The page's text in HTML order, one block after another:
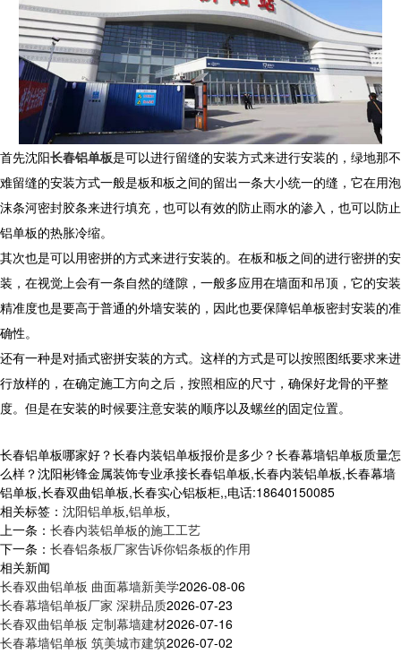
首先沈阳长春铝单板是可以进行留缝的安装方式来进行安装的，绿地那不
难留缝的安装方式一般是板和板之间的留出一条大小统一的缝，它在用泡
沫条河密封胶条来进行填充，也可以有效的防止雨水的渗入，也可以防止
铝单板的热胀冷缩。
其次也是可以用密拼的方式来进行安装的。在板和板之间的进行密拼的安
装，在视觉上会有一条自然的缝隙，一般多应用在墙面和吊顶，它的安装
精准度也是要高于普通的外墙安装的，因此也要保障铝单板密封安装的准
确性。
还有一种是对插式密拼安装的方式。这样的方式是可以按照图纸要求来进
行放样的，在确定施工方向之后，按照相应的尺寸，确保好龙骨的平整
度。但是在安装的时候要注意安装的顺序以及螺丝的固定位置。
长春铝单板哪家好？长春内装铝单板报价是多少？长春幕墙铝单板质量怎
么样？沈阳彬锋金属装饰专业承接长春铝单板,长春内装铝单板,长春幕墙
铝单板,长春双曲铝单板,长春实心铝板柜,,电话:18640150085
相关标签： 沈阳铝单板,铝单板,
上一条： 长春内装铝单板的施工工艺
下一条： 长春铝条板厂家告诉你铝条板的作用
相关新闻
长春双曲铝单板 曲面幕墙新美学2026-08-06
长春幕墙铝单板厂家 深耕品质2026-07-23
长春双曲铝单板 定制幕墙建材2026-07-16
长春幕墙铝单板 筑美城市建筑2026-07-02